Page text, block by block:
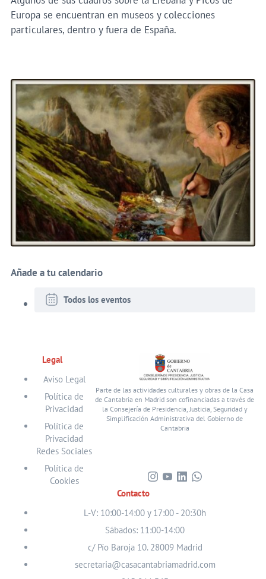
Europa se encuentran en museos y colecciones
particulares, dentro y fuera de España.
Añade a tu calendario
Todos los eventos
Legal
Aviso Legal
Política de
Privacidad
Política de
Privacidad
Redes Sociales
Política de
Cookies
Parte de las actividades culturales y obras de la Casa
de Cantabria en Madrid son cofinanciadas a través de
la Consejería de Presidencia, Justicia, Seguridad y
Simplificación Administrativa del Gobierno de
Cantabria
Visita
perfil
en
Instagram
Visita
perfil
en
Youtube
Visita
perfil
en
Linkedin
Visita
perfil
WhatsApp
Contacto
L-V: 10:00-14:00 y 17:00 - 20:30h
Sábados: 11:00-14:00
c/ Pío Baroja 10. 28009 Madrid
secretaria@casacantabriamadrid.com